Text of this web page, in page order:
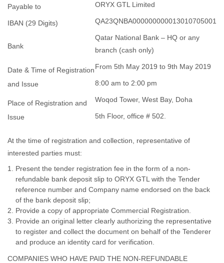
Payable to ORYX GTL Limited
IBAN (29 Digits) QA23QNBA000000000013010705001
Bank
Qatar National Bank – HQ or any
branch (cash only)
Date & Time of Registration
and Issue
From 5th May 2019 to 9th May 2019
8:00 am to 2:00 pm
Place of Registration and
Issue
Woqod Tower, West Bay, Doha
5th Floor, office # 502.
At the time of registration and collection, representative of
interested parties must:
Present the tender registration fee in the form of a non-
refundable bank deposit slip to ORYX GTL with the Tender
reference number and Company name endorsed on the back
of the bank deposit slip;
Provide a copy of appropriate Commercial Registration.
Provide an original letter clearly authorizing the representative
to register and collect the document on behalf of the Tenderer
and produce an identity card for verification.
COMPANIES WHO HAVE PAID THE NON-REFUNDABLE